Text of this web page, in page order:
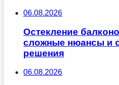
06.08.2026
Остекление
сложные нюансы и
решения
06.08.2026